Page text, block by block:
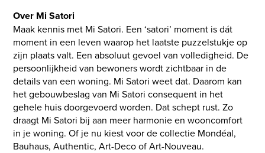
Over Mi Satori
Maak kennis met Mi Satori. Een ‘satori’ moment is dát
moment in een leven waarop het laatste puzzelstukje op
zijn plaats valt. Een absoluut gevoel van volledigheid. De
persoonlijkheid van bewoners wordt zichtbaar in de
details van een woning. Mi Satori weet dat. Daarom kan
het gebouwbeslag van Mi Satori consequent in het
gehele huis doorgevoerd worden. Dat schept rust. Zo
draagt Mi Satori bij aan meer harmonie en wooncomfort
in je woning. Of je nu kiest voor de collectie Mondéal,
Bauhaus, Authentic, Art-Deco of Art-Nouveau.